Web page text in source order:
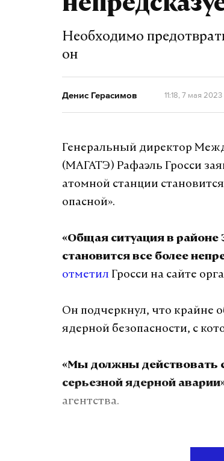
Необходимо
он
Денис Герасимов 11:18, 7 мая 2023
Генеральный директор
(МАГАТЭ) Рафаэль Гросси
атомной станции
опасной».
«Общая ситуация в районе
становится все более
отметил Гросси на сайте
Он подчеркнул, что крайне
ядерной безопасности, с
«Мы должны действовать
серьезной ядерной
агентства.